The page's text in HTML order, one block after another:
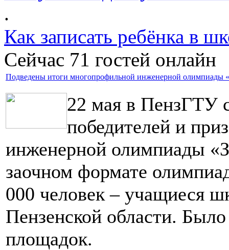
.
Как записать ребёнка в
Сейчас 71 гостей онлайн
Подведены итоги многопрофильной инженерной олимпиады
22 мая в ПензГТУ
победителей и
инженерной олимпиады
заочном формате
000 человек – учащиеся
Пензенской области.
площадок.